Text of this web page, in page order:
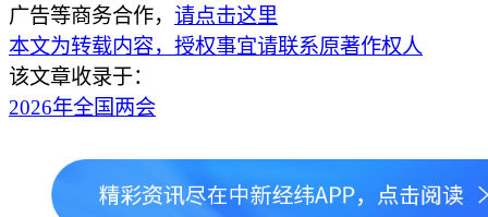
广告等商务合作， 请点击这里
本文为转载内容，授权事宜请联系原著作权人
该文章收录于：
2026年全国两会